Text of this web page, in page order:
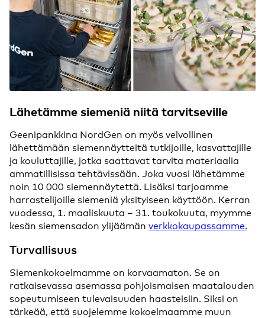
Lähetämme siemeniä niitä tarvitseville
Geenipankkina NordGen on myös velvollinen
lähettämään siemennäytteitä tutkijoille, kasvattajille
ja kouluttajille, jotka saattavat tarvita materiaalia
ammatillisissa tehtävissään. Joka vuosi lähetämme
noin 10 000 siemennäytettä. Lisäksi tarjoamme
harrastelijoille siemeniä yksityiseen käyttöön. Kerran
vuodessa, 1. maaliskuuta – 31. toukokuuta, myymme
kesän siemensadon ylijäämän verkkokaupassamme.
Turvallisuus
Siemenkokoelmamme on korvaamaton. Se on
ratkaisevassa asemassa pohjoismaisen maatalouden
sopeutumiseen tulevaisuuden haasteisiin. Siksi on
tärkeää, että suojelemme kokoelmaamme muun